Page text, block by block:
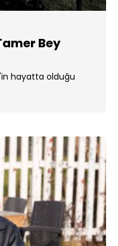
Bey
hayatta olduğu